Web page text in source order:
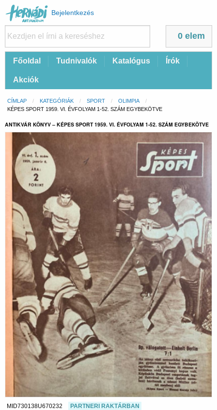
Felhasználói
fiók
menüje
Bejelentkezés
0 elem
FőFőoldal Tudnivalók Katalógus Írók
Akciók
Morzsa
CÍMLAP KATEGÓRIÁK SPORT
OLIMPIA
CURRENT:
KÉPES SPORT 1959. VI. ÉVFOLYAM 1-52. SZÁM EGYBEKÖTVE
ANTIKVÁR KÖNYV – KÉPES SPORT 1959. VI. ÉVFOLYAM 1-52. SZÁM EGYBEKÖTVE
MID730138U670232 PARTNERI RAKTÁRBAN